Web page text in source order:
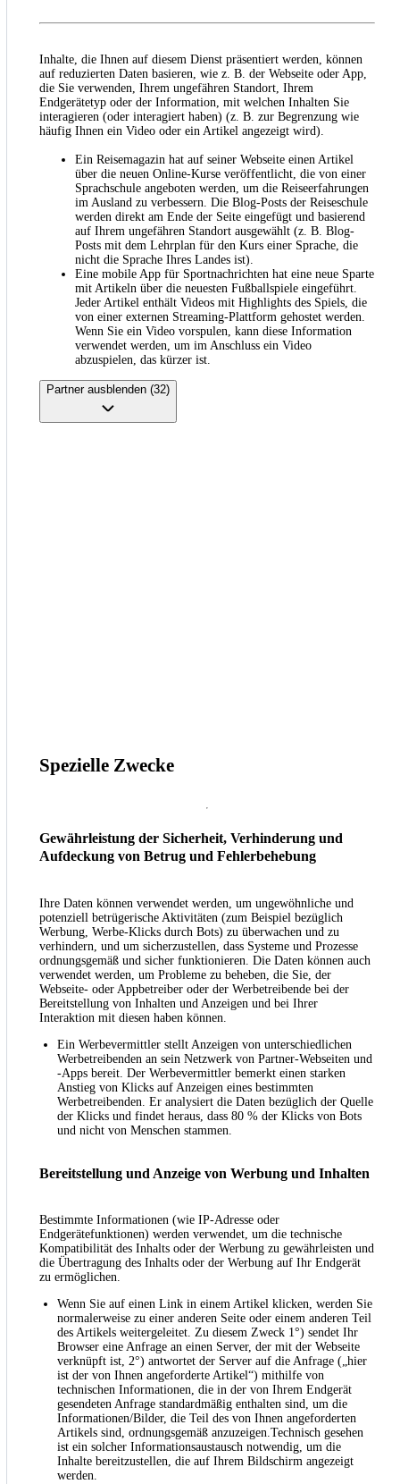
Inhalte, die Ihnen auf diesem Dienst präsentiert werden, können
auf reduzierten Daten basieren, wie z. B. der Webseite oder App,
die Sie verwenden, Ihrem ungefähren Standort, Ihrem
Endgerätetyp oder der Information, mit welchen Inhalten Sie
interagieren (oder interagiert haben) (z. B. zur Begrenzung wie
häufig Ihnen ein Video oder ein Artikel angezeigt wird).
Ein Reisemagazin hat auf seiner Webseite einen Artikel
über die neuen Online-Kurse veröffentlicht, die von einer
Sprachschule angeboten werden, um die Reiseerfahrungen
im Ausland zu verbessern. Die Blog-Posts der Reiseschule
werden direkt am Ende der Seite eingefügt und basierend
auf Ihrem ungefähren Standort ausgewählt (z. B. Blog-
Posts mit dem Lehrplan für den Kurs einer Sprache, die
nicht die Sprache Ihres Landes ist).
Eine mobile App für Sportnachrichten hat eine neue Sparte
mit Artikeln über die neuesten Fußballspiele eingeführt.
Jeder Artikel enthält Videos mit Highlights des Spiels, die
von einer externen Streaming-Plattform gehostet werden.
Wenn Sie ein Video vorspulen, kann diese Information
verwendet werden, um im Anschluss ein Video
abzuspielen, das kürzer ist.
Partner ausblenden (32)
Spezielle Zwecke
Gewährleistung der Sicherheit, Verhinderung und
Aufdeckung von Betrug und Fehlerbehebung
Ihre Daten können verwendet werden, um ungewöhnliche und
potenziell betrügerische Aktivitäten (zum Beispiel bezüglich
Werbung, Werbe-Klicks durch Bots) zu überwachen und zu
verhindern, und um sicherzustellen, dass Systeme und Prozesse
ordnungsgemäß und sicher funktionieren. Die Daten können auch
verwendet werden, um Probleme zu beheben, die Sie, der
Webseite- oder Appbetreiber oder der Werbetreibende bei der
Bereitstellung von Inhalten und Anzeigen und bei Ihrer
Interaktion mit diesen haben können.
Ein Werbevermittler stellt Anzeigen von unterschiedlichen
Werbetreibenden an sein Netzwerk von Partner-Webseiten und
-Apps bereit. Der Werbevermittler bemerkt einen starken
Anstieg von Klicks auf Anzeigen eines bestimmten
Werbetreibenden. Er analysiert die Daten bezüglich der Quelle
der Klicks und findet heraus, dass 80 % der Klicks von Bots
und nicht von Menschen stammen.
Bereitstellung und Anzeige von Werbung und Inhalten
Bestimmte Informationen (wie IP-Adresse oder
Endgerätefunktionen) werden verwendet, um die technische
Kompatibilität des Inhalts oder der Werbung zu gewährleisten und
die Übertragung des Inhalts oder der Werbung auf Ihr Endgerät
zu ermöglichen.
Wenn Sie auf einen Link in einem Artikel klicken, werden Sie
normalerweise zu einer anderen Seite oder einem anderen Teil
des Artikels weitergeleitet. Zu diesem Zweck 1°) sendet Ihr
Browser eine Anfrage an einen Server, der mit der Webseite
verknüpft ist, 2°) antwortet der Server auf die Anfrage („hier
ist der von Ihnen angeforderte Artikel“) mithilfe von
technischen Informationen, die in der von Ihrem Endgerät
gesendeten Anfrage standardmäßig enthalten sind, um die
Informationen/Bilder, die Teil des von Ihnen angeforderten
Artikels sind, ordnungsgemäß anzuzeigen.Technisch gesehen
ist ein solcher Informationsaustausch notwendig, um die
Inhalte bereitzustellen, die auf Ihrem Bildschirm angezeigt
werden.